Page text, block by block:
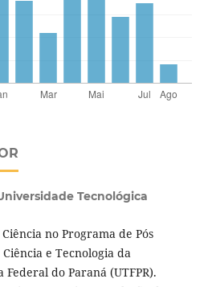
Tecnológica
no Programa de Pós
e Tecnologia da
do Paraná (UTFPR).